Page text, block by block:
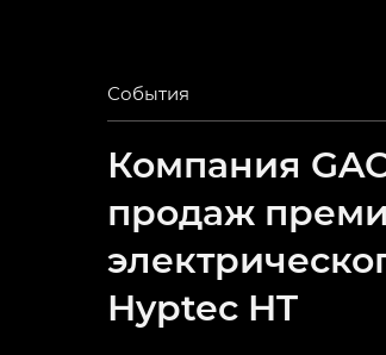
События
Компания
продаж
Hyptec HT